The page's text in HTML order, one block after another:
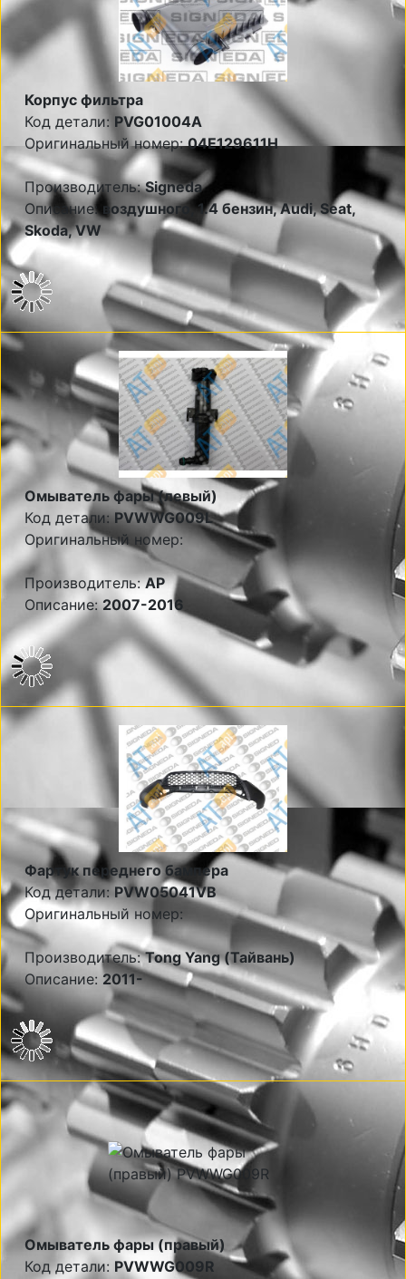
Корпус фильтра
Код детали: PVG01004A
Оригинальный номер:04E129611H
Производитель:Signeda
Описание: воздушного, 1.4 бензин, Audi, Seat,
Skoda, VW
Омыватель фары (левый)
Код детали:PVWWG009L
Оригинальный номер:
Производитель:AP
Описание:2007-2016
Фартук переднего бампера
Код детали: PVW05041VB
Оригинальный номер:
Производитель:Tong Yang (Тайвань)
Описание: 2011-
Омыватель фары (правый)
Код детали: PVWWG009R